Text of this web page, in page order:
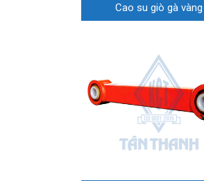
Cao su giò gà vàng